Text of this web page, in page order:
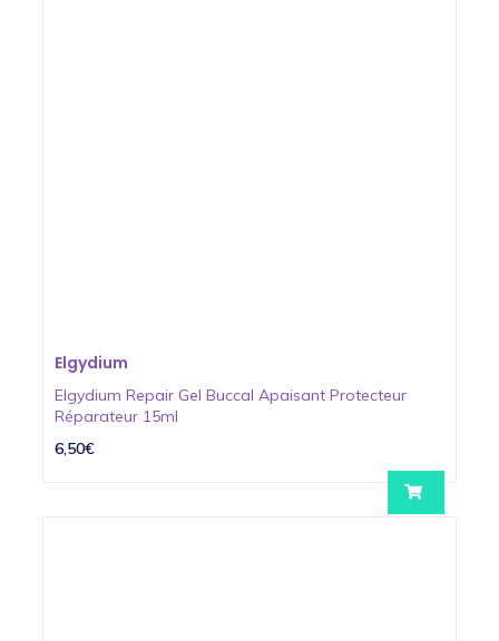
Elgydium
Elgydium Repair Gel Buccal Apaisant Protecteur
Réparateur 15ml
6,50€